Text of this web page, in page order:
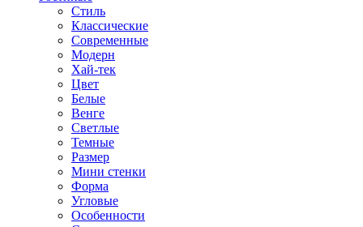
Стиль
Классические
Современные
Модерн
Хай-тек
Цвет
Белые
Венге
Светлые
Темные
Размер
Мини стенки
Форма
Угловые
Особенности